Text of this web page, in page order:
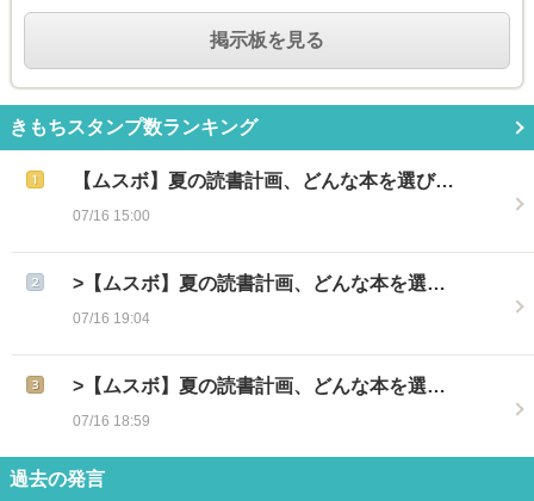
掲示板を見る
きもちスタンプ数ランキング
【ムスボ】夏の読書計画、どんな本を選び…
07/16 15:00
>【ムスボ】夏の読書計画、どんな本を選…
07/16 19:04
>【ムスボ】夏の読書計画、どんな本を選…
07/16 18:59
過去の発言